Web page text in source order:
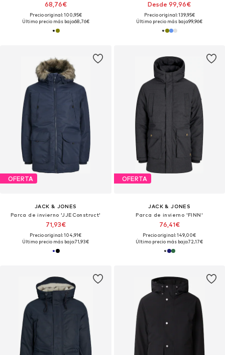
68,76€
Precio original: 100,95€
Último precio más bajo:68,76€
Desde 99,96€
Precio original: 139,95€
Último precio más bajo:99,96€
OFERTA
JACK & JONES
Parca de invierno 'JJEConstruct'
71,93€
Precio original: 104,91€
Último precio más bajo:71,93€
OFERTA
JACK & JONES
Parca de invierno 'FINN'
76,41€
Precio original: 149,00€
Último precio más bajo:72,17€